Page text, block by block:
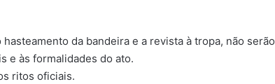
da bandeira e a revista à tropa, não serão
e às formalidades do ato.
ritos oficiais.